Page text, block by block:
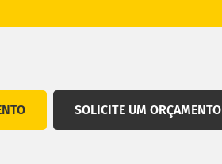
SOLICITE UM ORÇAMENTO